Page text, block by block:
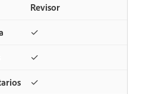
Revisor
✓
✓
✓